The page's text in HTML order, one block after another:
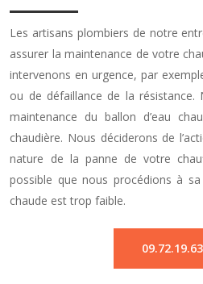
Les artisans plombiers de notre
assurer la maintenance de votre
intervenons en urgence, par
ou de défaillance de la
maintenance du ballon d’eau
chaudière. Nous déciderons de
nature de la panne de votre
possible que nous procédions à
chaude est trop faible.